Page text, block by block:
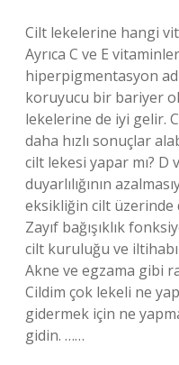
Cilt lekelerine hangi
Ayrıca C ve E
hiperpigmentasyon
koruyucu bir bariyer
lekelerine de iyi gelir.
daha hızlı sonuçlar
cilt lekesi yapar mı?
duyarlılığının
eksikliğin cilt
Zayıf bağışıklık
cilt kuruluğu ve
Akne ve egzama gibi
Cildim çok lekeli ne
gidermek için ne
gidin. ……